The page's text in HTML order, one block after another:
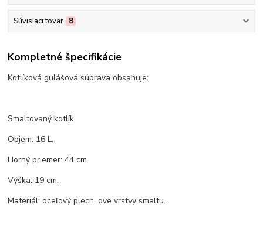
Súvisiaci tovar 8
Kompletné špecifikácie
Kotlíková gulášová súprava obsahuje:
Smaltovaný kotlík
Objem: 16 L.
Horný priemer: 44 cm.
Výška: 19 cm.
Materiál: oceľový plech, dve vrstvy smaltu.